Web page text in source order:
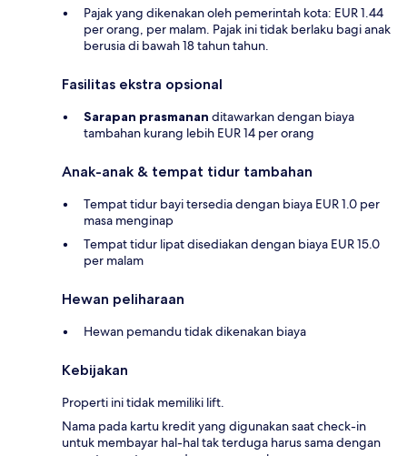
Pajak yang dikenakan oleh pemerintah kota: EUR 1.44
per orang, per malam. Pajak ini tidak berlaku bagi anak
berusia di bawah 18 tahun tahun.
Fasilitas ekstra opsional
Sarapan prasmanan ditawarkan dengan biaya
tambahan kurang lebih EUR 14 per orang
Anak-anak & tempat tidur tambahan
Tempat tidur bayi tersedia dengan biaya EUR 1.0 per
masa menginap
Tempat tidur lipat disediakan dengan biaya EUR 15.0
per malam
Hewan peliharaan
Hewan pemandu tidak dikenakan biaya
Kebijakan
Properti ini tidak memiliki lift.
Nama pada kartu kredit yang digunakan saat check-in
untuk membayar hal-hal tak terduga harus sama dengan